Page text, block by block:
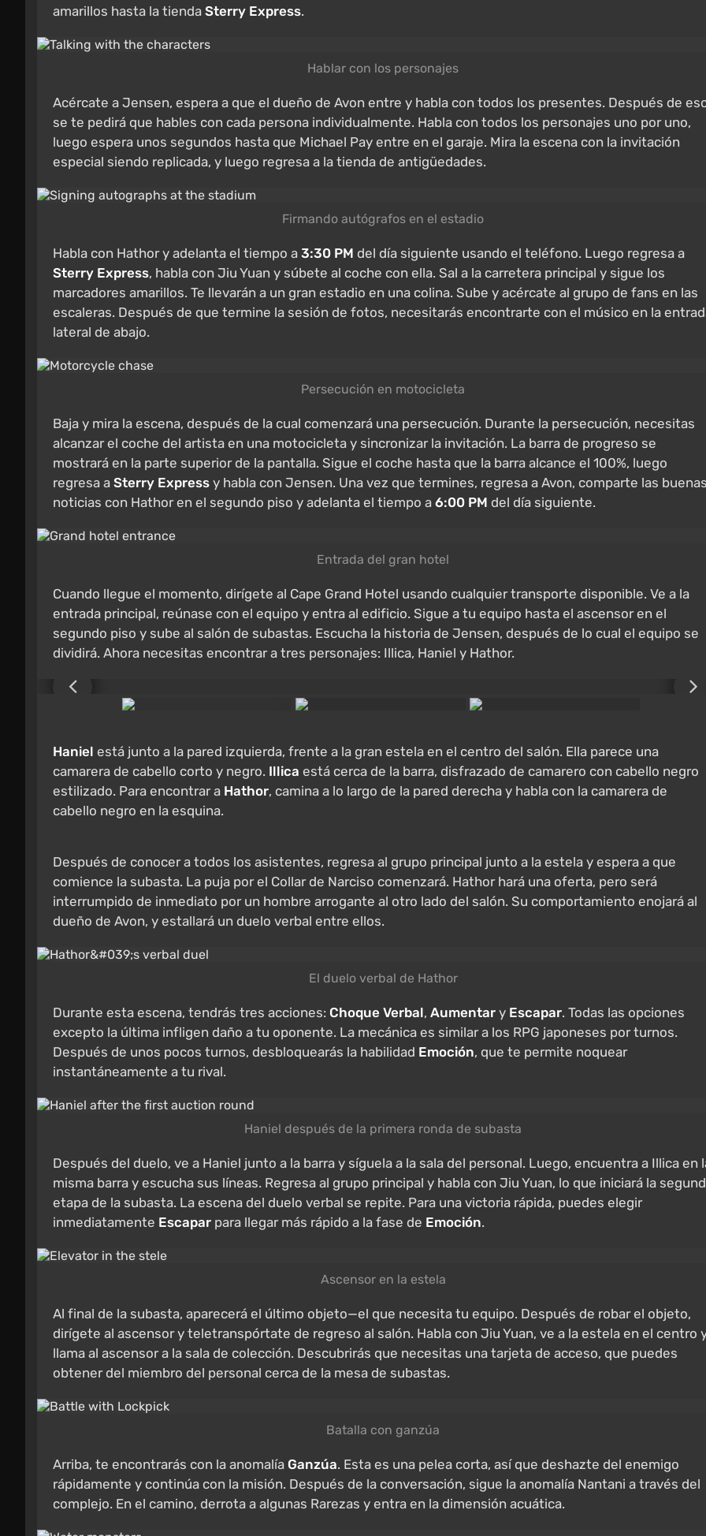
amarillos hasta la tienda Sterry Express.
Hablar con los personajes
Acércate a Jensen, espera a que el dueño de Avon entre y habla con todos los presentes. Después de
se te pedirá que hables con cada persona individualmente. Habla con todos los personajes uno por uno,
luego espera unos segundos hasta que Michael Pay entre en el garaje. Mira la escena con la invitación
especial siendo replicada, y luego regresa a la tienda de antigüedades.
Firmando autógrafos en el estadio
Habla con Hathor y adelanta el tiempo a 3:30 PM del día siguiente usando el teléfono. Luego regresa a
Sterry Express, habla con Jiu Yuan y súbete al coche con ella. Sal a la carretera principal y sigue los
marcadores amarillos. Te llevarán a un gran estadio en una colina. Sube y acércate al grupo de fans en las
escaleras. Después de que termine la sesión de fotos, necesitarás encontrarte con el músico en la
lateral de abajo.
Persecución en motocicleta
Baja y mira la escena, después de la cual comenzará una persecución. Durante la persecución, necesitas
alcanzar el coche del artista en una motocicleta y sincronizar la invitación. La barra de progreso se
mostrará en la parte superior de la pantalla. Sigue el coche hasta que la barra alcance el 100%, luego
regresa a Sterry Express y habla con Jensen. Una vez que termines, regresa a Avon, comparte las
noticias con Hathor en el segundo piso y adelanta el tiempo a 6:00 PM del día siguiente.
Entrada del gran hotel
Cuando llegue el momento, dirígete al Cape Grand Hotel usando cualquier transporte disponible. Ve a la
entrada principal, reúnase con el equipo y entra al edificio. Sigue a tu equipo hasta el ascensor en el
segundo piso y sube al salón de subastas. Escucha la historia de Jensen, después de lo cual el equipo se
dividirá. Ahora necesitas encontrar a tres personajes: Illica, Haniel y Hathor.
Haniel está junto a la pared izquierda, frente a la gran estela en el centro del salón. Ella parece una
camarera de cabello corto y negro. Illica está cerca de la barra, disfrazado de camarero con cabello negro
estilizado. Para encontrar a Hathor, camina a lo largo de la pared derecha y habla con la camarera de
cabello negro en la esquina.
Después de conocer a todos los asistentes, regresa al grupo principal junto a la estela y espera a que
comience la subasta. La puja por el Collar de Narciso comenzará. Hathor hará una oferta, pero será
interrumpido de inmediato por un hombre arrogante al otro lado del salón. Su comportamiento enojará al
dueño de Avon, y estallará un duelo verbal entre ellos.
El duelo verbal de Hathor
Durante esta escena, tendrás tres acciones: Choque Verbal, Aumentar y Escapar. Todas las opciones
excepto la última infligen daño a tu oponente. La mecánica es similar a los RPG japoneses por turnos.
Después de unos pocos turnos, desbloquearás la habilidad Emoción, que te permite noquear
instantáneamente a tu rival.
Haniel después de la primera ronda de subasta
Después del duelo, ve a Haniel junto a la barra y síguela a la sala del personal. Luego, encuentra a Illica en
misma barra y escucha sus líneas. Regresa al grupo principal y habla con Jiu Yuan, lo que iniciará la
etapa de la subasta. La escena del duelo verbal se repite. Para una victoria rápida, puedes elegir
inmediatamente Escapar para llegar más rápido a la fase de Emoción.
Ascensor en la estela
Al final de la subasta, aparecerá el último objeto—el que necesita tu equipo. Después de robar el objeto,
dirígete al ascensor y teletranspórtate de regreso al salón. Habla con Jiu Yuan, ve a la estela en el centro
llama al ascensor a la sala de colección. Descubrirás que necesitas una tarjeta de acceso, que puedes
obtener del miembro del personal cerca de la mesa de subastas.
Batalla con ganzúa
Arriba, te encontrarás con la anomalía Ganzúa. Esta es una pelea corta, así que deshazte del enemigo
rápidamente y continúa con la misión. Después de la conversación, sigue la anomalía Nantani a través del
complejo. En el camino, derrota a algunas Rarezas y entra en la dimensión acuática.